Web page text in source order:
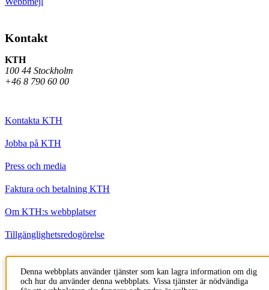
Kontakt
KTH
100 44 Stockholm
+46 8 790 60 00
Kontakta KTH
Jobba på KTH
Press och media
Faktura och betalning KTH
Om KTH:s webbplatser
Tillgänglighetsredogörelse
Denna webbplats använder tjänster som kan lagra information om dig
och hur du använder denna webbplats. Vissa tjänster är nödvändiga